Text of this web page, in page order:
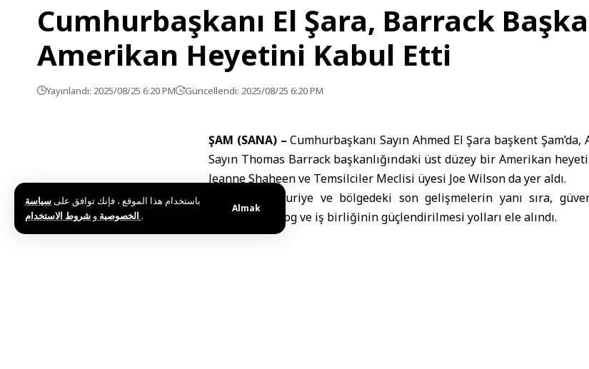
باستخدام هذا الموقع ، فإنك توافق علىسياسة
الخصوصية و .
Almak
Cumhurbaşkanı El Şara, Barrack
Amerikan Heyetini Kabul Etti
Yayınlandı: 2025/08/25 6:20 PM Güncellendi: 2025/08/25 6:20 PM
ŞAM (SANA) – Cumhurbaşkanı Sayın Ahmed El Şara başkent
Sayın Thomas Barrack başkanlığındaki üst düzey bir Amerikan
Jeanne Shaheen ve Temsilciler Meclisi üyesi Joe Wilson da yer aldı.
Görüşmede, Suriye ve bölgedeki son gelişmelerin yanı sıra,
amacıyla diyalog ve iş birliğinin güçlendirilmesi yolları ele alındı.